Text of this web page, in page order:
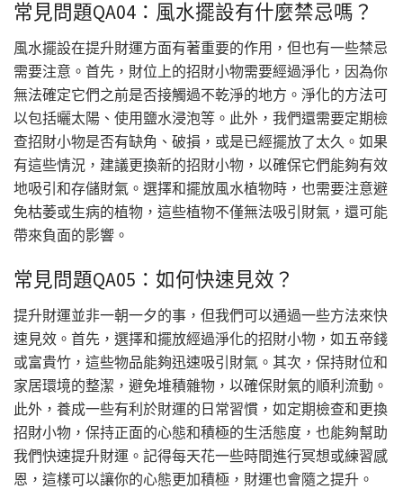
常見問題QA04：風水擺設有什麼禁忌嗎？
風水擺設在提升財運方面有著重要的作用，但也有一些禁忌
需要注意。首先，財位上的招財小物需要經過淨化，因為你
無法確定它們之前是否接觸過不乾淨的地方。淨化的方法可
以包括曬太陽、使用鹽水浸泡等。此外，我們還需要定期檢
查招財小物是否有缺角、破損，或是已經擺放了太久。如果
有這些情況，建議更換新的招財小物，以確保它們能夠有效
地吸引和存儲財氣。選擇和擺放風水植物時，也需要注意避
免枯萎或生病的植物，這些植物不僅無法吸引財氣，還可能
帶來負面的影響。
常見問題QA05：如何快速見效？
提升財運並非一朝一夕的事，但我們可以通過一些方法來快
速見效。首先，選擇和擺放經過淨化的招財小物，如五帝錢
或富貴竹，這些物品能夠迅速吸引財氣。其次，保持財位和
家居環境的整潔，避免堆積雜物，以確保財氣的順利流動。
此外，養成一些有利於財運的日常習慣，如定期檢查和更換
招財小物，保持正面的心態和積極的生活態度，也能夠幫助
我們快速提升財運。記得每天花一些時間進行冥想或練習感
恩，這樣可以讓你的心態更加積極，財運也會隨之提升。